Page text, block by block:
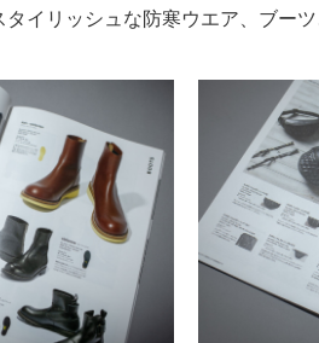
イリッシュな防寒ウエア、ブー